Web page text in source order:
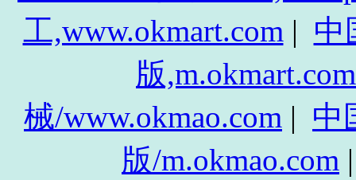
工,www.okmart.com | 中
版,m.okmart.com
械/www.okmao.com | 中
版/m.okmao.com